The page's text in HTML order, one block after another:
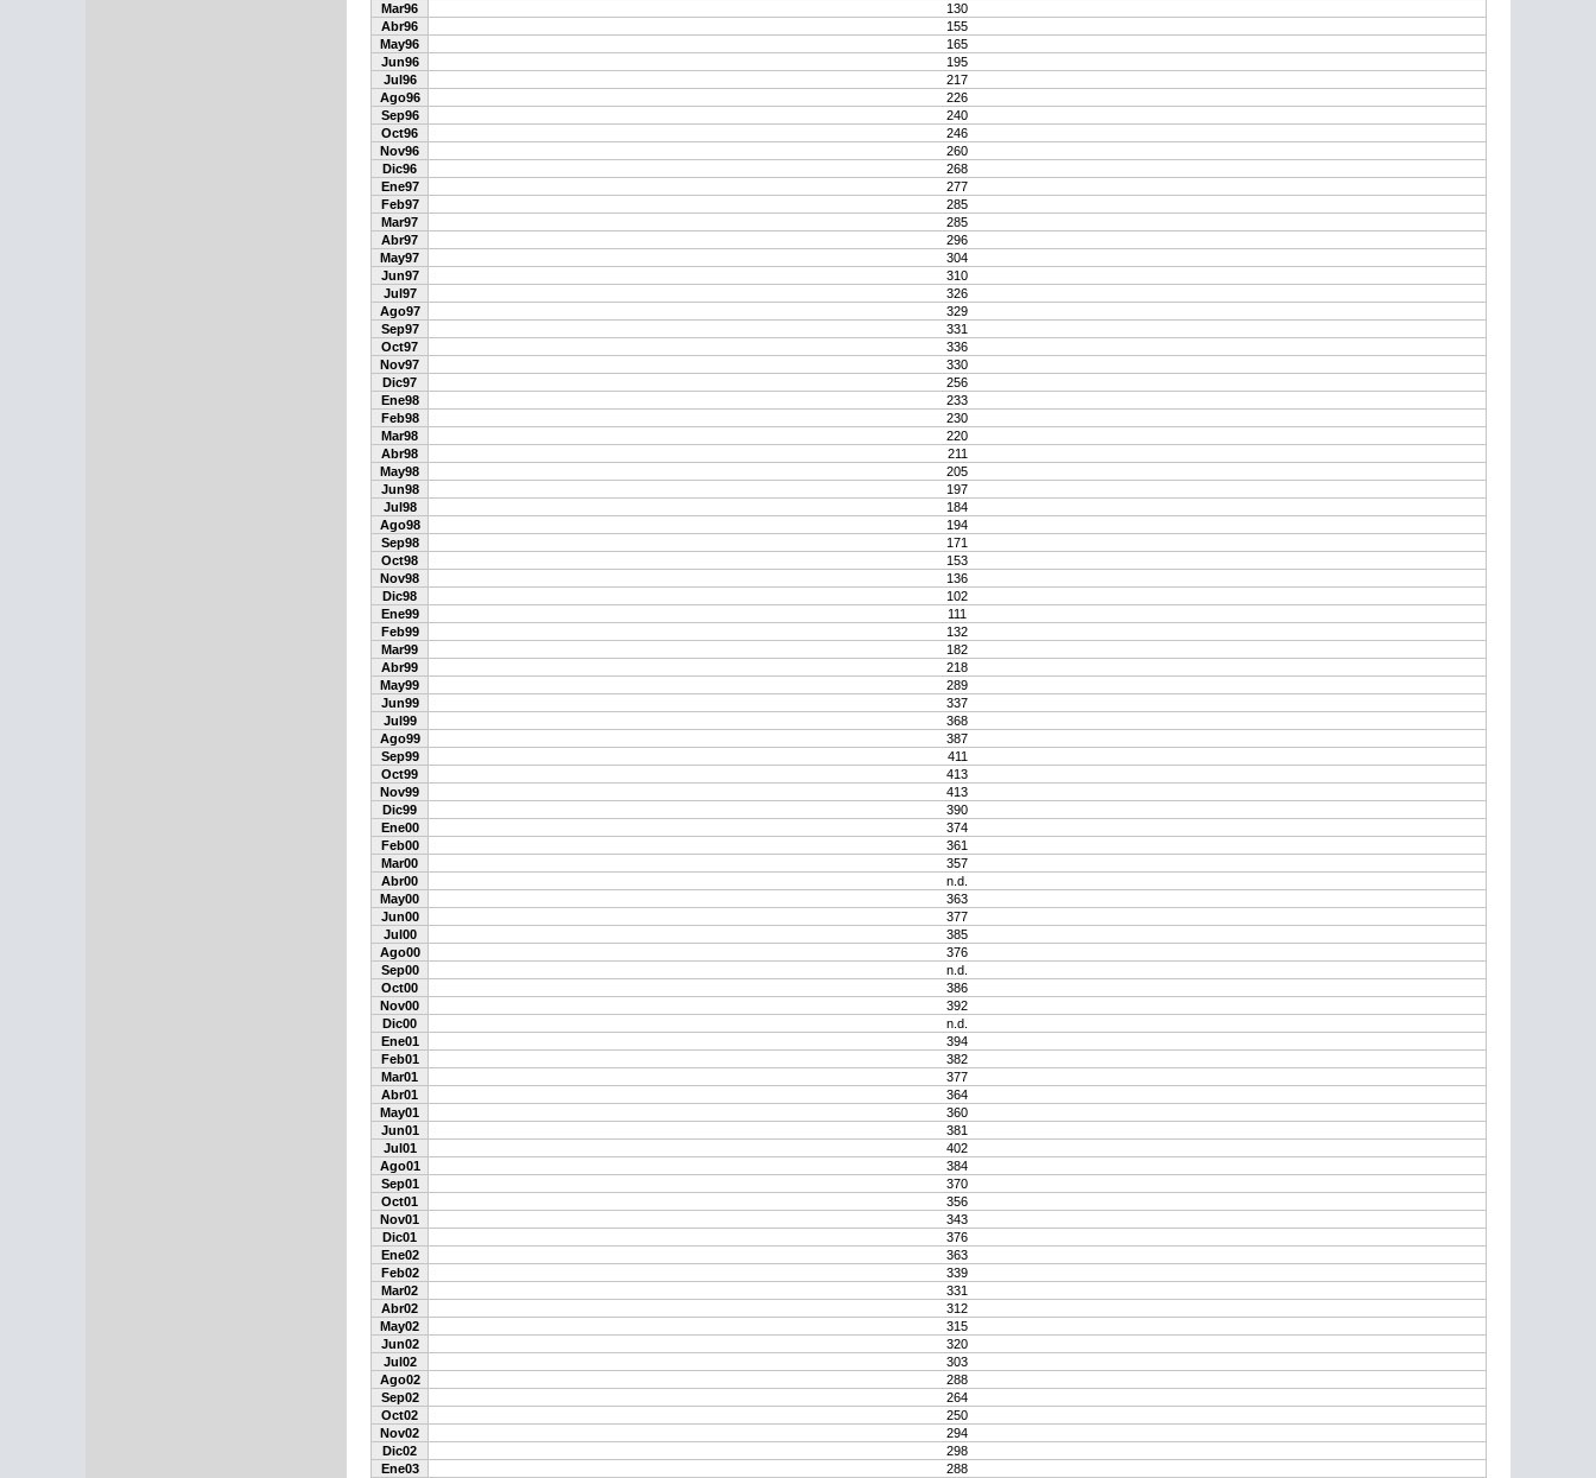
Mar96
130
Abr96
155
May96
165
Jun96
195
Jul96
217
Ago96
226
Sep96
240
Oct96
246
Nov96
260
Dic96
268
Ene97
277
Feb97
285
Mar97
285
Abr97
296
May97
304
Jun97
310
Jul97
326
Ago97
329
Sep97
331
Oct97
336
Nov97
330
Dic97
256
Ene98
233
Feb98
230
Mar98
220
Abr98
211
May98
205
Jun98
197
Jul98
184
Ago98
194
Sep98
171
Oct98
153
Nov98
136
Dic98
102
Ene99
111
Feb99
132
Mar99
182
Abr99
218
May99
289
Jun99
337
Jul99
368
Ago99
387
Sep99
411
Oct99
413
Nov99
413
Dic99
390
Ene00
374
Feb00
361
Mar00
357
Abr00
n.d.
May00
363
Jun00
377
Jul00
385
Ago00
376
Sep00
n.d.
Oct00
386
Nov00
392
Dic00
n.d.
Ene01
394
Feb01
382
Mar01
377
Abr01
364
May01
360
Jun01
381
Jul01
402
Ago01
384
Sep01
370
Oct01
356
Nov01
343
Dic01
376
Ene02
363
Feb02
339
Mar02
331
Abr02
312
May02
315
Jun02
320
Jul02
303
Ago02
288
Sep02
264
Oct02
250
Nov02
294
Dic02
298
Ene03
288